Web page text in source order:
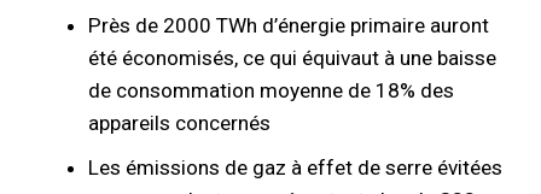
Près de 2000 TWh d’énergie primaire auront
été économisés, ce qui équivaut à une baisse
de consommation moyenne de 18% des
appareils concernés
Les émissions de gaz à effet de serre évitées